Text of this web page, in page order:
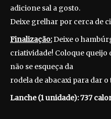
adicione sal a gosto.
Deixe grelhar por cerca de
Finalização:Deixe o
criatividade! Coloque queijo
não se esqueça da
rodela de abacaxi para dar
Lanche (1 unidade): 737